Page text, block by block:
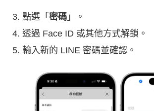
點選「 密碼 」。
透過 Face ID 或其他方式解鎖。
輸入新的 LINE 密碼並確認。